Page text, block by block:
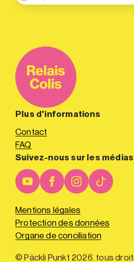
Plus d'informations
Contact
FAQ
Suivez-nous sur les
Mentions légales
Protection des données
Organe de conciliation
© Päckli Punkt 2026. tous